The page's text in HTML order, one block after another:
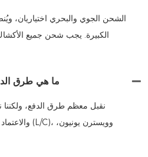
الشحن الجوي والبحري اختياريان،
الكبيرة. يجب شحن جميع
ما هي طرق
نقبل معظم طرق الدفع،